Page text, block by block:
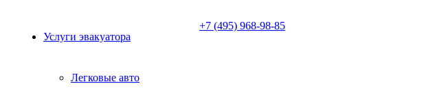
Услуги эвакуатора
Легковые авто
+7 (495) 968-98-85